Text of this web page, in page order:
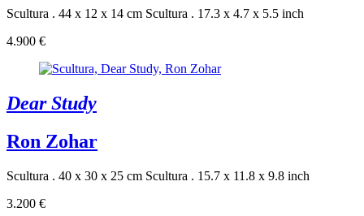
Scultura . 44 x 12 x 14 cm Scultura . 17.3 x 4.7 x 5.5 inch
4.900 €
Dear Study
Ron Zohar
Scultura . 40 x 30 x 25 cm Scultura . 15.7 x 11.8 x 9.8 inch
3.200 €